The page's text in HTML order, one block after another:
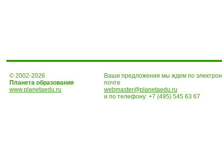
© 2002-2026
Планета образования
www.planetaedu.ru
Ваши предложения мы ждем по
почте
webmaster@planetaedu.ru
и по телефону: +7 (495) 545 63 67